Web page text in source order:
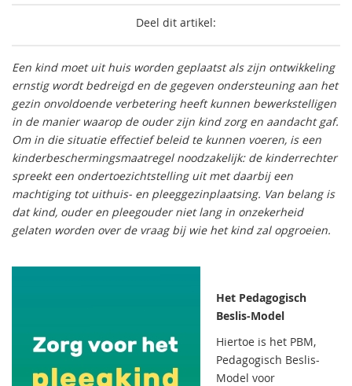
Deel dit artikel:
Een kind moet uit huis worden geplaatst als zijn ontwikkeling
ernstig wordt bedreigd en de gegeven ondersteuning aan het
gezin onvoldoende verbetering heeft kunnen bewerkstelligen
in de manier waarop de ouder zijn kind zorg en aandacht gaf.
Om in die situatie effectief beleid te kunnen voeren, is een
kinderbeschermingsmaatregel noodzakelijk: de kinderrechter
spreekt een ondertoezichtstelling uit met daarbij een
machtiging tot uithuis- en pleeggezinplaatsing. Van belang is
dat kind, ouder en pleegouder niet lang in onzekerheid
gelaten worden over de vraag bij wie het kind zal opgroeien.
Het Pedagogisch
Beslis-Model
Hiertoe is het PBM,
Pedagogisch Beslis-
Model voor